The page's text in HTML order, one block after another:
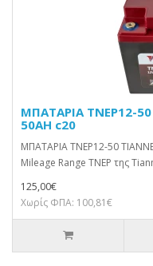
ΜΠΑΤΑΡΙΑ TNEP12-50
50AH c20
ΜΠΑΤΑΡΙΑ TNEP12-50
Mileage Range TNEP της
125,00€
Χωρίς ΦΠΑ: 100,81€